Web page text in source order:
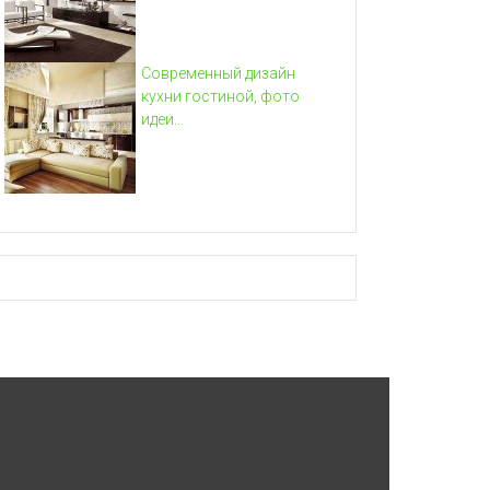
Современный дизайн
кухни гостиной, фото
идеи...